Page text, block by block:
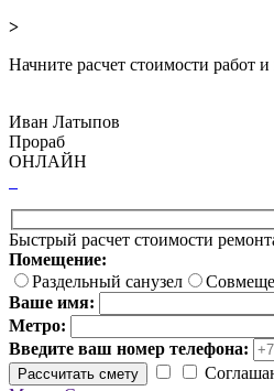
>
Начните расчет стоимости работ
Иван Латыпов
Прораб
ОНЛАЙН
Быстрый расчет стоимости
Помещение:
Раздельный санузел
Ваше имя:
Метро:
Введите ваш номер телефона:
Рассчитать смету